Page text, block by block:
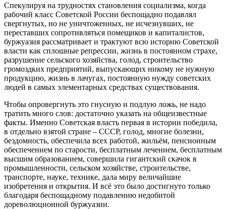
Спекулируя на трудностях становления социализма, когда
рабочий класс Советской России беспощадно подавлял
свергнутых, но не уничтоженных, не исчезнувших, не
переставших сопротивляться помещиков и капиталистов,
буржуазия рассматривает и трактуют всю историю Советской
власти как сплошные репрессии, жизнь в постоянном страхе,
разрушение сельского хозяйства, голод, строительство
громоздких предприятий, выпускающих никому не нужную
продукцию, жизнь в лачугах, постоянную нужду советских
людей в самых элементарных средствах существования.
Чтобы опровергнуть это гнусную и подлую ложь, не надо
тратить много слов: достаточно указать на общеизвестные
факты. Именно Советская власть первая в истории победила,
в отдельно взятой стране – СССР, голод, многие болезни,
бездомность, обеспечила всех работой, жильём, пенсионным
обеспечением по старости, бесплатным лечением, бесплатным
высшим образованием, совершила гигантский скачок в
промышленности, сельском хозяйстве, строительстве,
транспорте, науке, технике, дала миру величайшие
изобретения и открытия. И всё это было достигнуто только
благодаря беспощадному подавлению недобитой
дореволюционной буржуазии.